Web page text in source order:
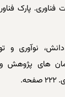
فناوری. پارک
مظاهر.۱۳۸۷.دانش،
های پژوهش و